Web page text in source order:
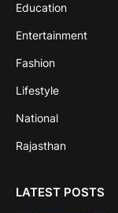
Education
Entertainment
Fashion
Lifestyle
National
Rajasthan
LATEST POSTS